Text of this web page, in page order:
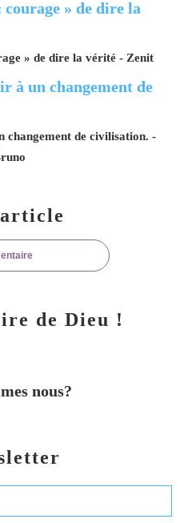
» de dire la vérité - Zenit
changement de civilisation. -
de Dieu !
nous?